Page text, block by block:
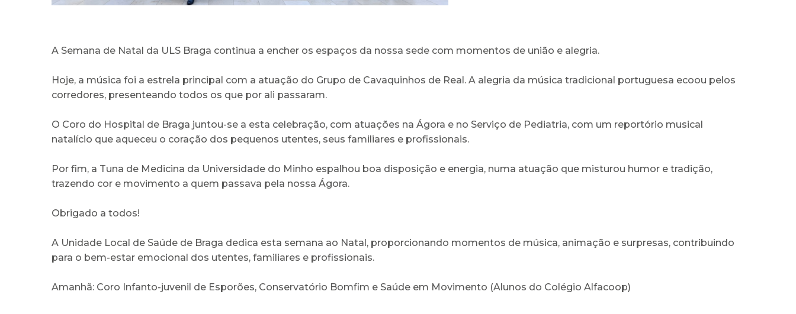
A Semana de Natal da ULS Braga continua a encher os espaços da nossa sede com momentos de união e alegria.
Hoje, a música foi a estrela principal com a atuação do Grupo de Cavaquinhos de Real. A alegria da música tradicional portuguesa ecoou pelos
corredores, presenteando todos os que por ali passaram.
O Coro do Hospital de Braga juntou-se a esta celebração, com atuações na Ágora e no Serviço de Pediatria, com um reportório musical
natalício que aqueceu o coração dos pequenos utentes, seus familiares e profissionais.
Por fim, a Tuna de Medicina da Universidade do Minho espalhou boa disposição e energia, numa atuação que misturou humor e tradição,
trazendo cor e movimento a quem passava pela nossa Ágora.
Obrigado a todos!
A Unidade Local de Saúde de Braga dedica esta semana ao Natal, proporcionando momentos de música, animação e surpresas, contribuindo
para o bem-estar emocional dos utentes, familiares e profissionais.
Amanhã: Coro Infanto-juvenil de Esporões, Conservatório Bomfim e Saúde em Movimento (Alunos do Colégio Alfacoop)